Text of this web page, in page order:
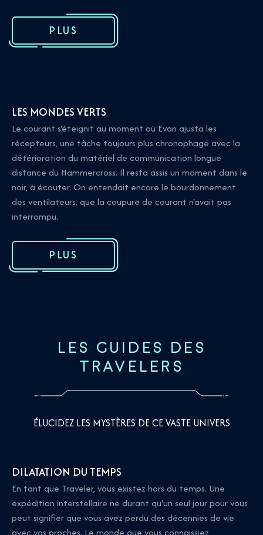
PLUS
LES MONDES VERTS
Le courant s'éteignit au moment où Evan ajusta les
récepteurs, une tâche toujours plus chronophage avec la
détérioration du matériel de communication longue
distance du Hammercross. Il resta assis un moment dans le
noir, à écouter. On entendait encore le bourdonnement
des ventilateurs, que la coupure de courant n'avait pas
interrompu.
PLUS
LES GUIDES DES
TRAVELERS
ÉLUCIDEZ LES MYSTÈRES DE CE VASTE UNIVERS
DILATATION DU TEMPS
En tant que Traveler, vous existez hors du temps. Une
expédition interstellaire ne durant qu'un seul jour pour vous
peut signifier que vous avez perdu des décennies de vie
avec vos proches. Le monde que vous connaissiez